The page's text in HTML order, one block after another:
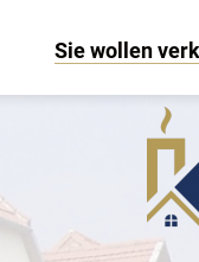
Sie wollen